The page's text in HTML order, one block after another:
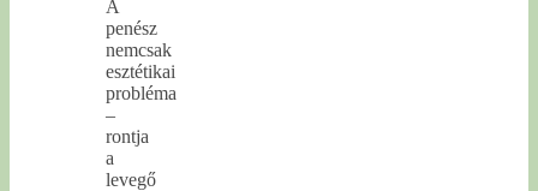
A
penész
nemcsak
esztétikai
probléma
–
rontja
a
levegő